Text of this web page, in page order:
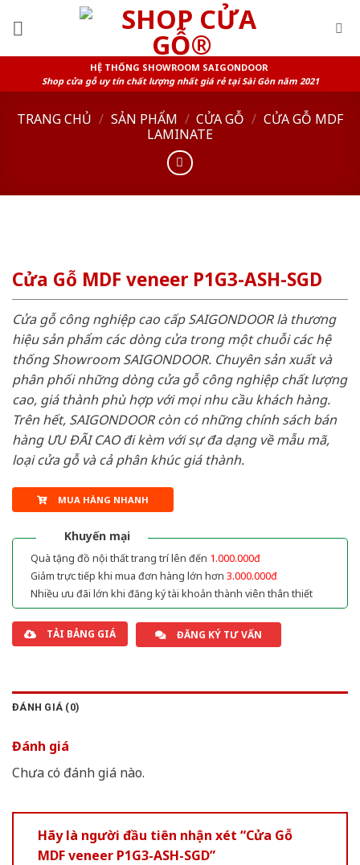
HỆ THỐNG SHOWROOM SAIGONDOOR
Shop cửa gỗ uy tín chất lượng nhất giá rẻ tại Sài Gòn năm 2021
TRANG CHỦ / SẢN PHẨM / CỬA GỖ / CỬA GỖ MDF
LAMINATE
Cửa Gỗ MDF veneer P1G3-ASH-SGD
Cửa gỗ công nghiệp cao cấp SAIGONDOOR là thương
hiệu sản phẩm các dòng cửa trong một chuỗi các hệ
thống Showroom SAIGONDOOR. Chuyên sản xuất và
phân phối những dòng cửa gỗ công nghiệp chất lượng
cao, giá thành phù hợp với mọi nhu cầu khách hàng.
Trên hết, SAIGONDOOR còn có những chính sách bán
hàng ƯU ĐÃI CAO đi kèm với sự đa dạng về mẫu mã,
loại cửa gỗ và cả phân khúc giá thành.
MUA HÀNG NHANH
Khuyến mại
Quà tặng đồ nội thất trang trí lên đến 1.000.000đ
Giảm trực tiếp khi mua đơn hàng lớn hơn 3.000.000đ
Nhiều ưu đãi lớn khi đăng ký tài khoản thành viên thân thiết
TẢI BẢNG GIÁ ĐĂNG KÝ TƯ VẤN
ĐÁNH GIÁ (0)
Đánh giá
Chưa có đánh giá nào.
Hãy là người đầu tiên nhận xét “Cửa Gỗ
MDF veneer P1G3-ASH-SGD”